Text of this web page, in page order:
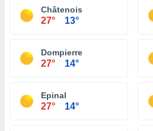
Châtenois
27° 13°
Dompierre
27° 14°
Epinal
27° 14°